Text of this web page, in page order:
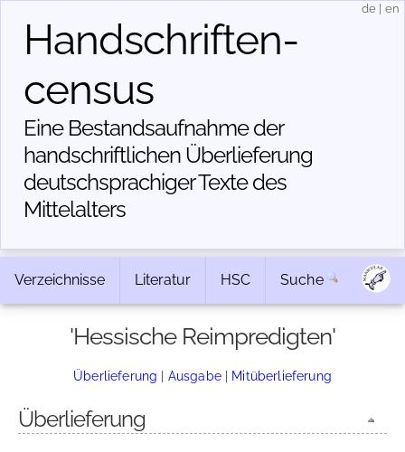
Handschriften­
census
Eine Bestandsaufnahme der
handschriftlichen Über­lieferung
deutschsprachiger Texte des
Mittelalters
de en
Verzeichnisse Literatur HSC Suche
'Hessische Reimpredigten'
Überlieferung | Ausgabe| Mitüberlieferung
Überlieferung